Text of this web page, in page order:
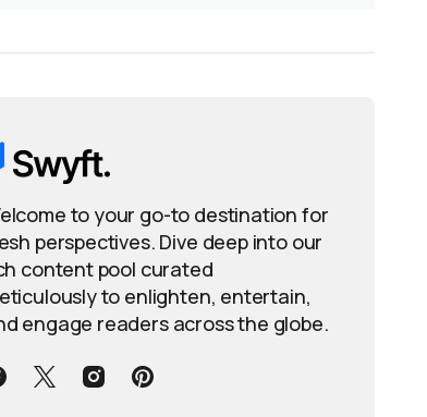
to your go-to destination for
perspectives. Dive deep into our
content pool curated
to enlighten, entertain,
engage readers across the globe.